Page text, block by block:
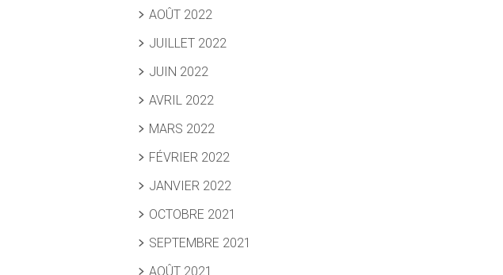
AOÛT 2022
JUILLET 2022
JUIN 2022
AVRIL 2022
MARS 2022
FÉVRIER 2022
JANVIER 2022
OCTOBRE 2021
SEPTEMBRE 2021
AOÛT 2021